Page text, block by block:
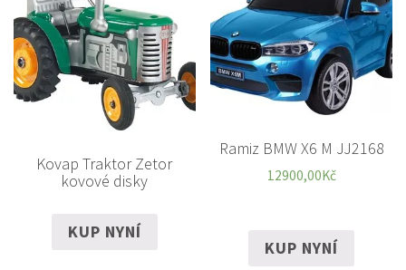
Kovap Traktor Zetor
kovové disky
KUP NYNÍ
Ramiz BMW X6 M JJ2168
12900,00Kč
KUP NYNÍ